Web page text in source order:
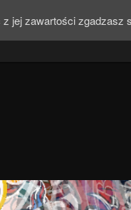
jej zawartości